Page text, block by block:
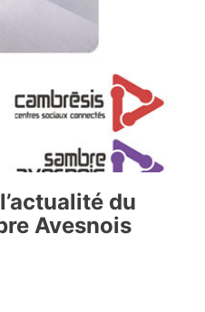
du
Avesnois